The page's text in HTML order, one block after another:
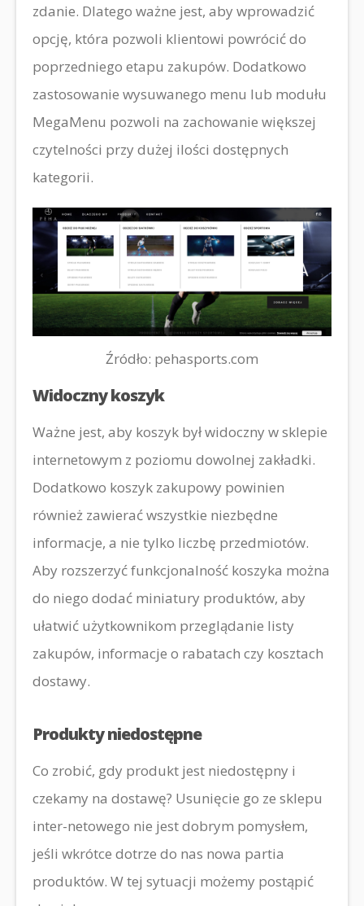
zdanie. Dlatego ważne jest, aby wprowadzić
opcję, która pozwoli klientowi powrócić do
poprzedniego etapu zakupów. Dodatkowo
zastosowanie wysuwanego menu lub modułu
MegaMenu pozwoli na zachowanie większej
czytelności przy dużej ilości dostępnych
kategorii.
Źródło: pehasports.com
Widoczny koszyk
Ważne jest, aby koszyk był widoczny w sklepie
internetowym z poziomu dowolnej zakładki.
Dodatkowo koszyk zakupowy powinien
również zawierać wszystkie niezbędne
informacje, a nie tylko liczbę przedmiotów.
Aby rozszerzyć funkcjonalność koszyka można
do niego dodać miniatury produktów, aby
ułatwić użytkownikom przeglądanie listy
zakupów, informacje o rabatach czy kosztach
dostawy.
Produkty niedostępne
Co zrobić, gdy produkt jest niedostępny i
czekamy na dostawę? Usunięcie go ze sklepu
inter-netowego nie jest dobrym pomysłem,
jeśli wkrótce dotrze do nas nowa partia
produktów. W tej sytuacji możemy postąpić